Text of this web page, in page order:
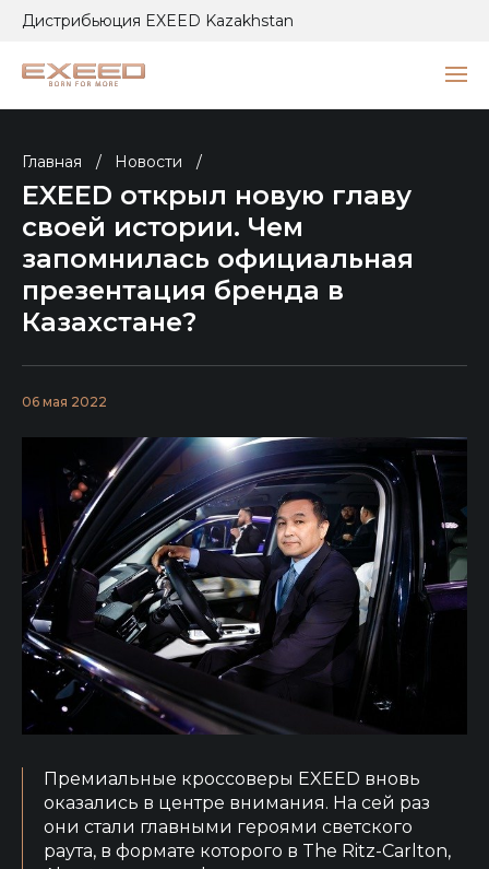
Дистрибьюция EXEED Kazakhstan
Главная / Новости /
EXEED открыл новую главу
своей истории. Чем
запомнилась официальная
презентация бренда в
Казахстане?
06 мая 2022
Премиальные кроссоверы EXEED вновь
оказались в центре внимания. На сей раз
они стали главными героями светского
раута, в формате которого в The Ritz-Carlton,